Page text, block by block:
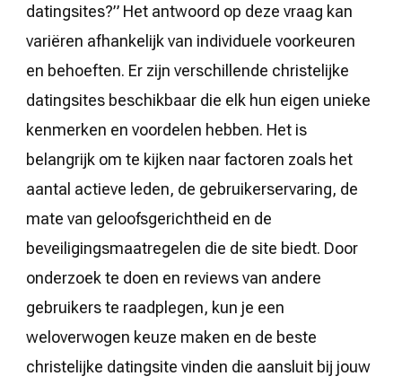
datingsites?” Het antwoord op deze vraag kan
variëren afhankelijk van individuele voorkeuren
en behoeften. Er zijn verschillende christelijke
datingsites beschikbaar die elk hun eigen unieke
kenmerken en voordelen hebben. Het is
belangrijk om te kijken naar factoren zoals het
aantal actieve leden, de gebruikerservaring, de
mate van geloofsgerichtheid en de
beveiligingsmaatregelen die de site biedt. Door
onderzoek te doen en reviews van andere
gebruikers te raadplegen, kun je een
weloverwogen keuze maken en de beste
christelijke datingsite vinden die aansluit bij jouw